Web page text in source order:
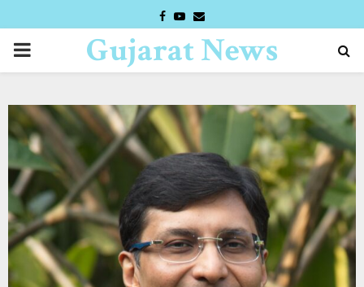
FACEBOOK
YOUTUBE
EMAIL
PRIMARYGujarat News